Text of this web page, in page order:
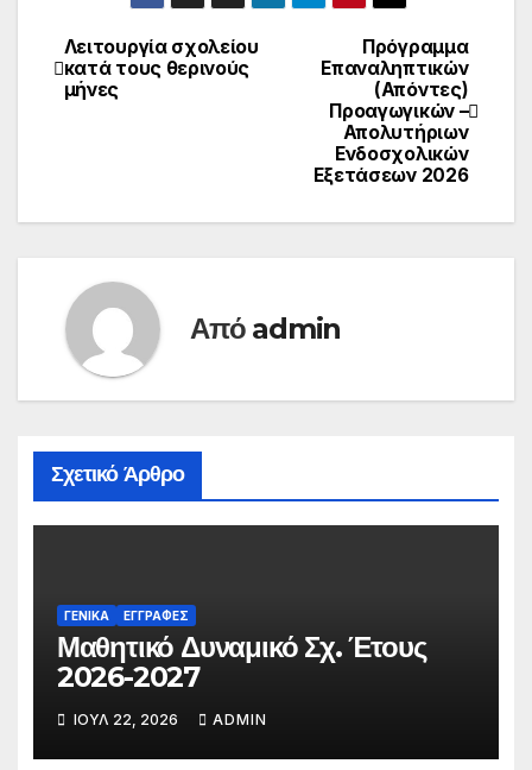
Πλοήγηση
άρθρων
Πρόγραμμα
Επαναληπτικών
(Απόντες)
Προαγωγικών –
Απολυτήριων
Ενδοσχολικών
Εξετάσεων 2026
Λειτουργία σχολείου
κατά τους θερινούς
μήνες
Από admin
Σχετικό Άρθρο
ΓΕΝΙΚΆ ΕΓΓΡΑΦΈΣ
Μαθητικό Δυναμικό Σχ. Έτους
2026-2027
ΙΟΎΛ 22, 2026 ADMIN